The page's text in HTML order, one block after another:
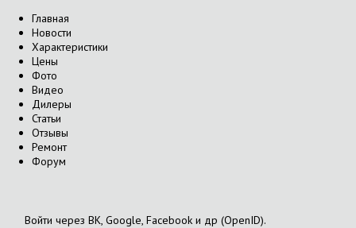
Главная
Новости
Характеристики
Цены
Фото
Видео
Дилеры
Статьи
Отзывы
Ремонт
Форум
Войти через ВК, Google, Facebook и др (OpenID).